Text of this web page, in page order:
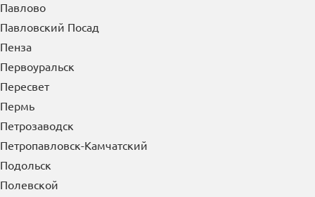
Отрадный
П
Павлово
Павловский Посад
Пенза
Первоуральск
Пересвет
Пермь
Петрозаводск
Петропавловск-Камчатский